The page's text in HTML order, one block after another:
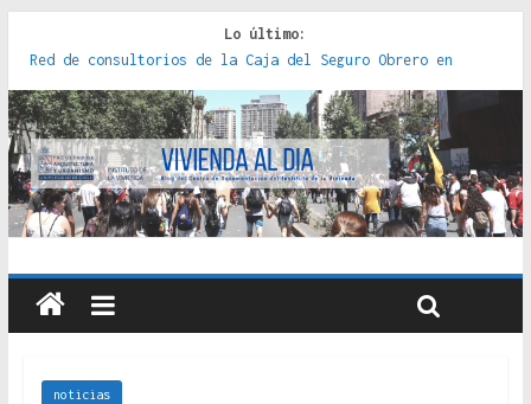
Lo último:
Red de consultorios de la Caja del Seguro Obrero en
Santiago : un patrimonio emblemático [2014]
Genocidios indígenas en América Latina [2023]
Estudios sobre la espacialización de los Estados :
políticas, prácticas y representaciones [2022]
Donde el pedernal choca con el acero : hacia una teoría
crítica de las fronteras latinoamericanas [2020]
Criterios técnicos para una vivienda adecuada [2019]
noticias